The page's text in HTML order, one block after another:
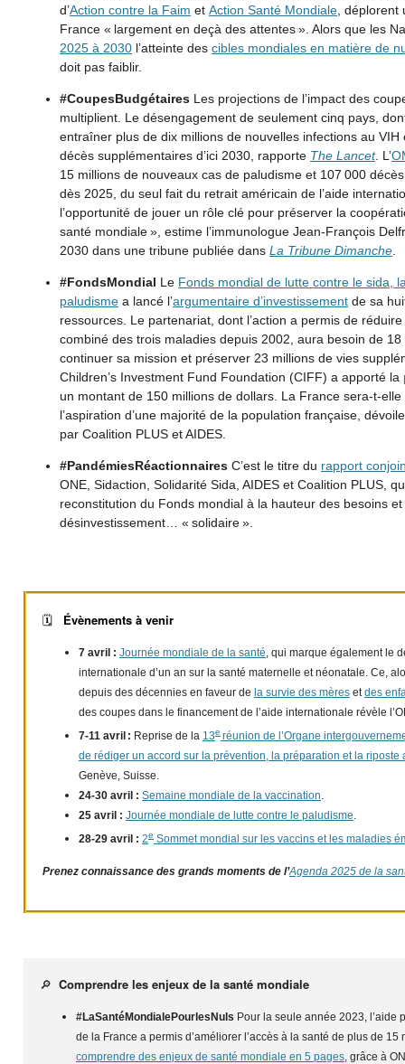
d’Action contre la Faim et Action Santé Mondiale, déplorent
France « largement en deçà des attentes ». Alors que les
2025 à 2030 l’atteinte des cibles mondiales en matière de
doit pas faiblir.
#CoupesBudgétaires Les projections de l’impact des
multiplient. Le désengagement de seulement cinq pays,
entraîner plus de dix millions de nouvelles infections au
décès supplémentaires d’ici 2030, rapporte The Lancet. L’
15 millions de nouveaux cas de paludisme et 107 000
dès 2025, du seul fait du retrait américain de l’aide
l’opportunité de jouer un rôle clé pour préserver la
santé mondiale », estime l’immunologue Jean-François
2030 dans une tribune publiée dans La Tribune Dimanche.
#FondsMondial Le Fonds mondial de lutte contre le sida,
paludisme a lancé l’argumentaire d’investissement de sa
ressources. Le partenariat, dont l’action a permis de
combiné des trois maladies depuis 2002, aura besoin de
continuer sa mission et préserver 23 millions de vies
Children’s Investment Fund Foundation (CIFF) a apporté la
un montant de 150 millions de dollars. La France sera-t-elle
l’aspiration d’une majorité de la population française,
par Coalition PLUS et AIDES.
#PandémiesRéactionnaires C’est le titre du rapport
ONE, Sidaction, Solidarité Sida, AIDES et Coalition PLUS,
reconstitution du Fonds mondial à la hauteur des besoins
désinvestissement… « solidaire ».
🗓️ Évènements à venir
7 avril : Journée mondiale de la santé, qui marque également le
internationale d’un an sur la santé maternelle et néonatale. Ce,
depuis des décennies en faveur de la survie des mères etdes
des coupes dans le financement de l’aide internationale révèle
7-11 avril : Reprise de la 13e réunion de l’Organe
de rédiger un accord sur la prévention, la préparation et la riposte
Genève, Suisse.
24-30 avril : Semaine mondiale de la vaccination.
25 avril : Journée mondiale de lutte contre le paludisme.
28-29 avril : 2e Sommet mondial sur les vaccins et les maladies
Prenez connaissance des grands moments de l’Agenda 2025 de la
🔎 Comprendre les enjeux de la santé mondiale
#LaSantéMondialePourlesNuls Pour la seule année 2023, l’aide
de la France a permis d’améliorer l’accès à la santé de plus de
comprendre des enjeux de santé mondiale en 5 pages, grâce à